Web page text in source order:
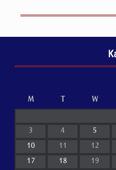
M T W
3 4 5
10 11 12
17 18 19